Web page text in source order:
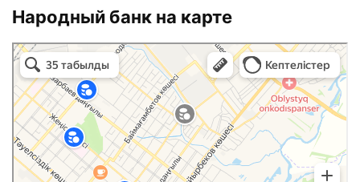
Народный банк на карте
Народный банк Казахстана, банкоматы в Костанае
Костанай